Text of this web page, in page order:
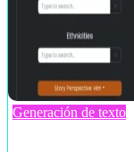
Generación de texto